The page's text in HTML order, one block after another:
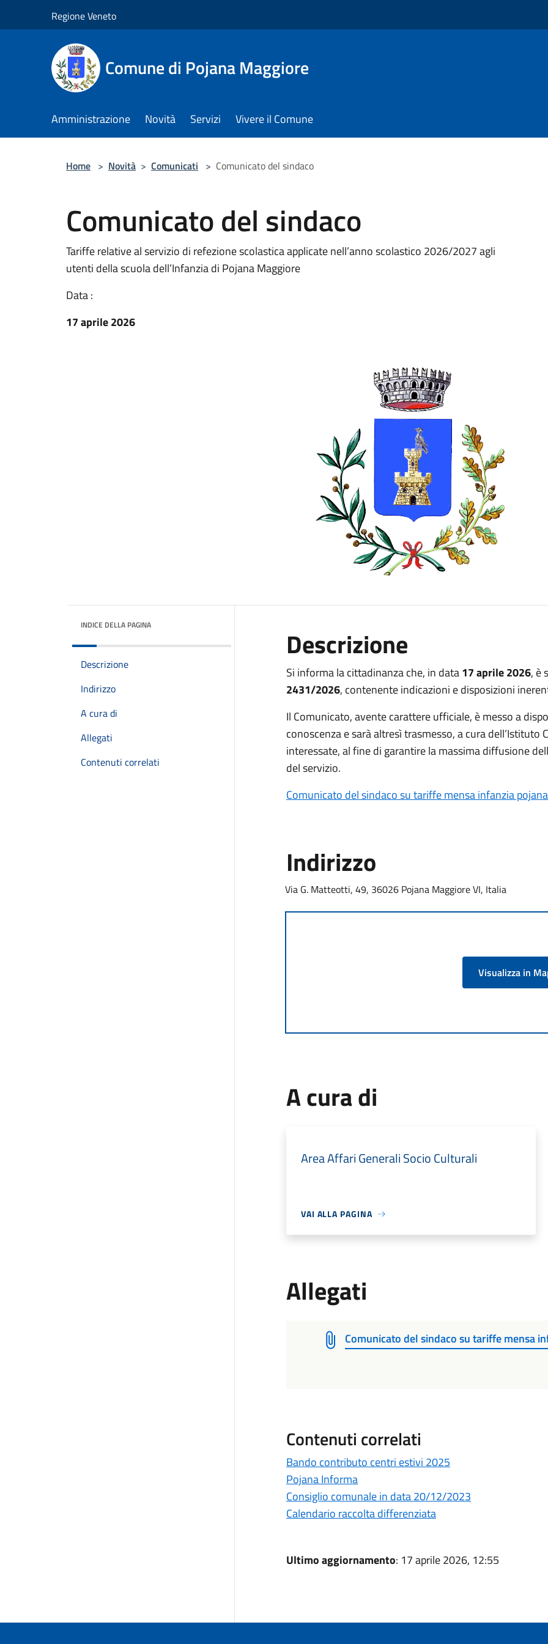
Regione Veneto
Comune di Pojana Maggiore
Amministrazione Novità Servizi Vivere il Comune
Home > Novità > Comunicati > Comunicato del sindaco
Comunicato del sindaco
Tariffe relative al servizio di refezione scolastica applicate nell’anno scolastico 2026/2027 agli
utenti della scuola dell’Infanzia di Pojana Maggiore
Data :
17 aprile 2026
INDICE DELLA PAGINA
Descrizione
Indirizzo
A cura di
Allegati
Contenuti correlati
Descrizione
Si informa la cittadinanza che, in data 17 aprile 2026, è
2431/2026, contenente indicazioni e disposizioni
Il Comunicato, avente carattere ufficiale, è messo a
conoscenza e sarà altresì trasmesso, a cura
interessate, al fine di garantire la massima diffusione
del servizio.
Comunicato del sindaco su tariffe mensa infanzia pojana
Indirizzo
Via G. Matteotti, 49, 36026 Pojana Maggiore VI, Italia
Visualizza in
A cura di
Area Affari Generali Socio Culturali
VAI ALLA PAGINA
Allegati
Comunicato del sindaco su tariffe mensa
Contenuti correlati
Bando contributo centri estivi 2025
Pojana Informa
Consiglio comunale in data 20/12/2023
Calendario raccolta differenziata
Ultimo aggiornamento: 17 aprile 2026, 12:55